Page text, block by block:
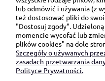
NIP:
sklep@be-
+48
(pon-pt
lub odmówić i używania (z
też dostosować pliki do
"Dostosuj zgody".
momencie wycofać lub
plików cookies" na dole
Szczegóły o używanych
zasadach przetwarzania
Polityce Prywatności.